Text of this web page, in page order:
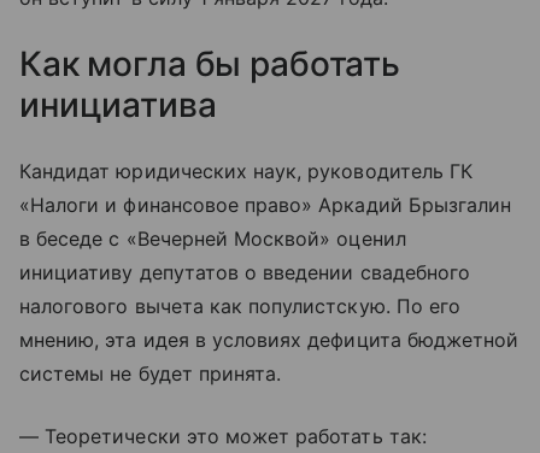
Как могла бы работать
инициатива
Кандидат юридических наук, руководитель ГК
«Налоги и финансовое право» Аркадий Брызгалин
в беседе с «Вечерней Москвой» оценил
инициативу депутатов о введении свадебного
налогового вычета как популистскую. По его
мнению, эта идея в условиях дефицита бюджетной
системы не будет принята.
— Теоретически это может работать так: